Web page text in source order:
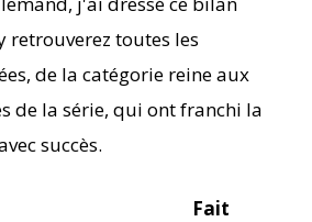
retrouverez toutes les
de la catégorie reine aux
de la série, qui ont franchi la
succès.
Fait